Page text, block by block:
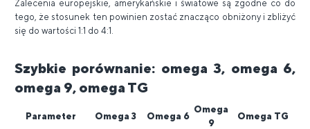
Zalecenia europejskie, amerykańskie i światowe są zgodne co do
tego, że stosunek ten powinien zostać znacząco obniżony i zbliżyć
się do wartości 1:1 do 4:1.
Szybkie porównanie: omega 3, omega 6,
omega 9, omega TG
Parameter Omega 3 Omega 6
Omega
9
Omega TG